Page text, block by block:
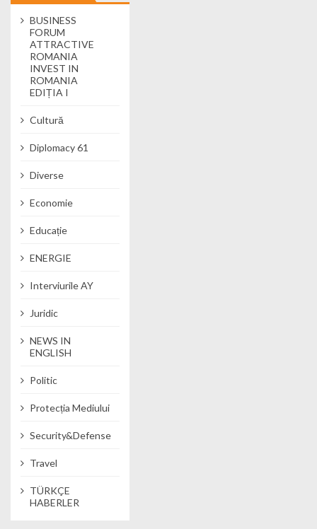
BUSINESS
FORUM
ATTRACTIVE
ROMANIA
INVEST IN
ROMANIA
EDIȚIA I
Cultură
Diplomacy 61
Diverse
Economie
Educație
ENERGIE
Interviurile AY
Juridic
NEWS IN
ENGLISH
Politic
Protecția Mediului
Security&Defense
Travel
TÜRKÇE
HABERLER